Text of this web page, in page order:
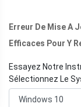
Erreur De Mise A
Efficaces Pour Y
Essayez Notre
Sélectionnez Le